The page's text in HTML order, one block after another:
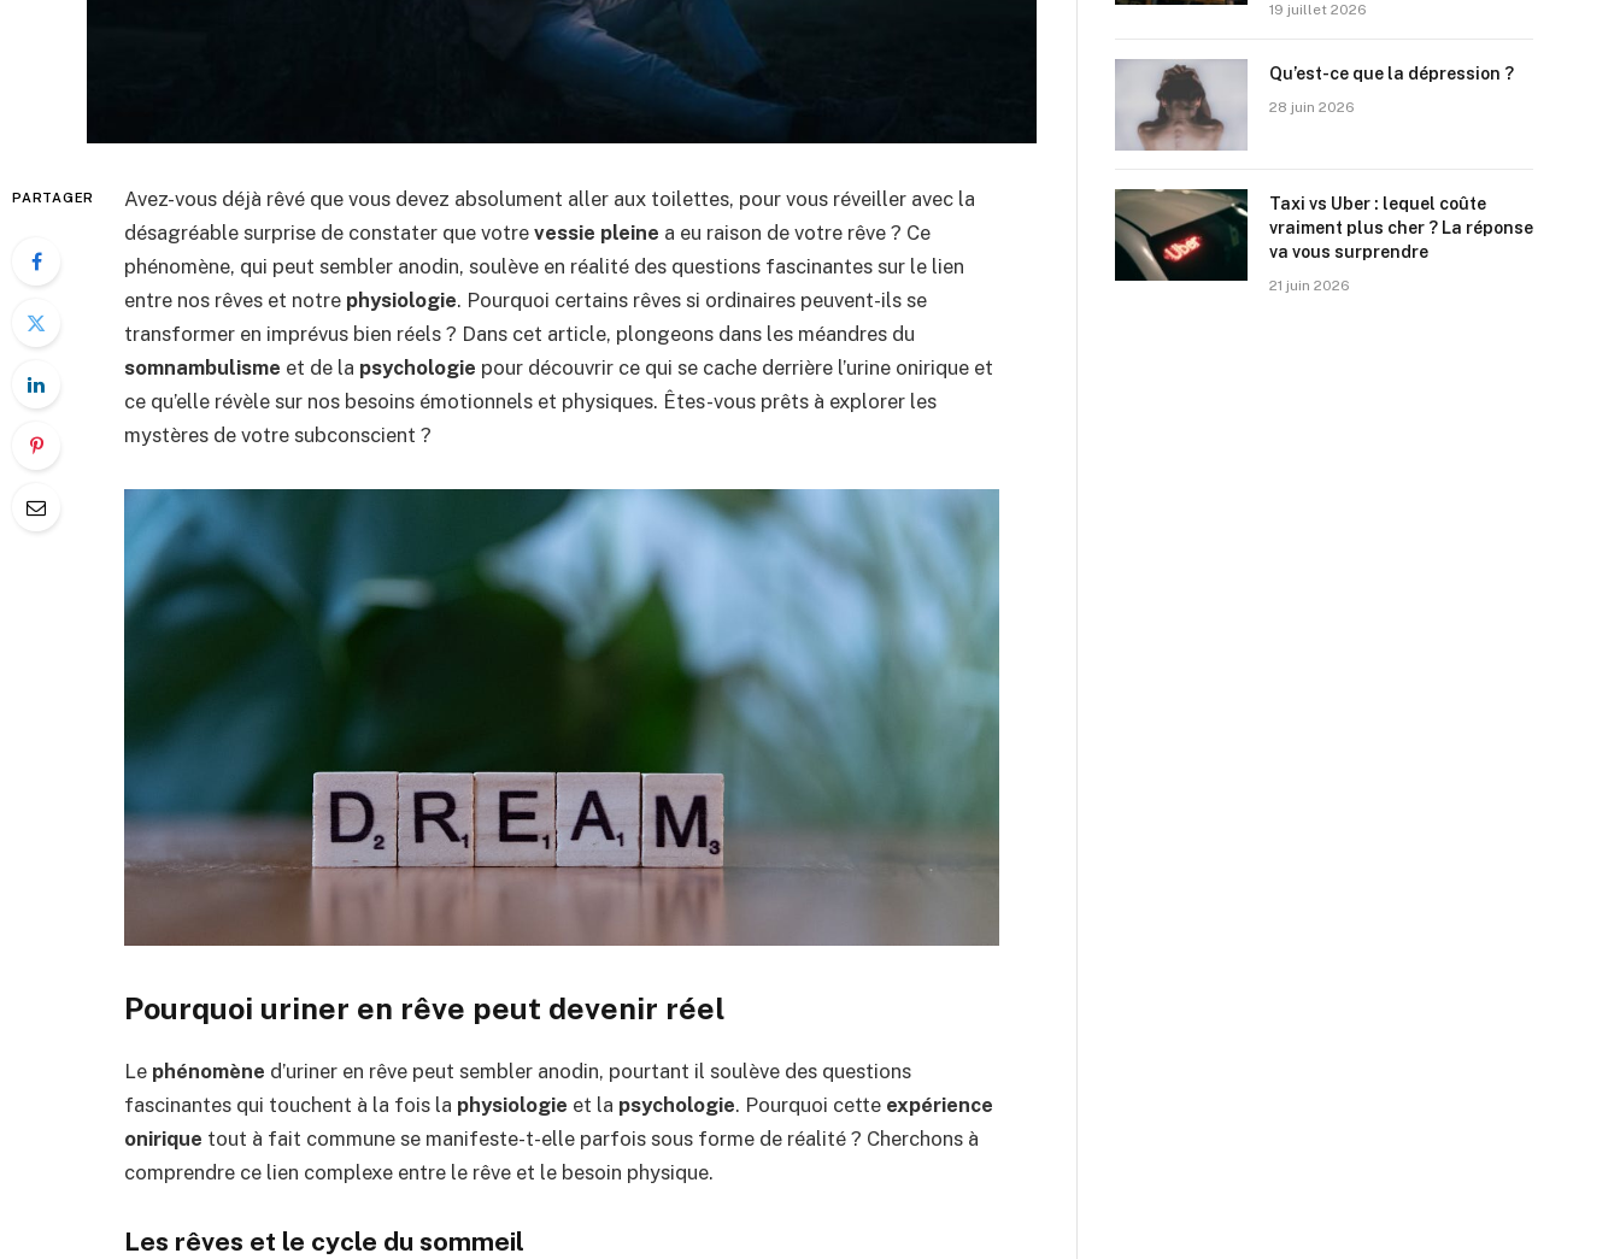
PARTAGER
Avez-vous déjà rêvé que vous devez absolument aller aux toilettes, pour vous réveiller avec la
désagréable surprise de constater que votre vessie pleine a eu raison de votre rêve ? Ce
phénomène, qui peut sembler anodin, soulève en réalité des questions fascinantes sur le lien
entre nos rêves et notre physiologie. Pourquoi certains rêves si ordinaires peuvent-ils se
transformer en imprévus bien réels ? Dans cet article, plongeons dans les méandres du
somnambulisme et de la psychologie pour découvrir ce qui se cache derrière l’urine onirique et
ce qu’elle révèle sur nos besoins émotionnels et physiques. Êtes-vous prêts à explorer les
mystères de votre subconscient ?
Pourquoi uriner en rêve peut devenir réel
Le phénomène d’uriner en rêve peut sembler anodin, pourtant il soulève des questions
fascinantes qui touchent à la fois la physiologie et la psychologie. Pourquoi cette expérience
onirique tout à fait commune se manifeste-t-elle parfois sous forme de réalité ? Cherchons à
comprendre ce lien complexe entre le rêve et le besoin physique.
Les rêves et le cycle du sommeil
19 juillet 2026
Qu’est-ce que la dépression ?
28 juin 2026
Taxi vs Uber : lequel coûte
vraiment plus cher ? La réponse
va vous surprendre
21 juin 2026